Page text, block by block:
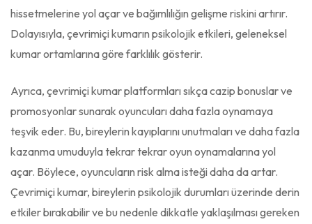
hissetmelerine yol açar ve bağımlılığın gelişme riskini artırır.
Dolayısıyla, çevrimiçi kumarın psikolojik etkileri, geleneksel
kumar ortamlarına göre farklılık gösterir.
Ayrıca, çevrimiçi kumar platformları sıkça cazip bonuslar ve
promosyonlar sunarak oyuncuları daha fazla oynamaya
teşvik eder. Bu, bireylerin kayıplarını unutmaları ve daha fazla
kazanma umuduyla tekrar tekrar oyun oynamalarına yol
açar. Böylece, oyuncuların risk alma isteği daha da artar.
Çevrimiçi kumar, bireylerin psikolojik durumları üzerinde derin
etkiler bırakabilir ve bu nedenle dikkatle yaklaşılması gereken